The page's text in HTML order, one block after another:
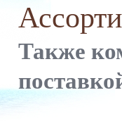
Также